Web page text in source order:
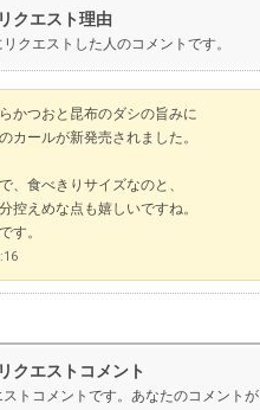
クエスト理由
クエストした人のコメントです。
かつおと昆布のダシの旨みに
カールが新発売されました。
、食べきりサイズなのと、
控えめな点も嬉しいですね。
す。
クエストコメント
トコメントです。あなたのコメント